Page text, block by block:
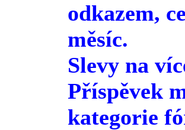
odkazem,
měsíc.
Slevy na
Příspěvek
kategorie